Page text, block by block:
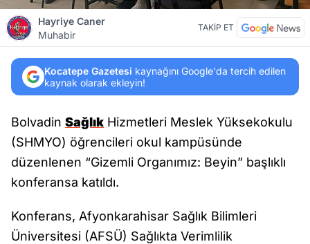
Hayriye Caner
Muhabir
TAKİP ET
Kocatepe Gazetesi kaynağını Google'da tercih edilen
kaynak olarak ekleyin!
Bolvadin Sağlık Hizmetleri Meslek Yüksekokulu
(SHMYO) öğrencileri okul kampüsünde
düzenlenen “Gizemli Organımız: Beyin” başlıklı
konferansa katıldı.
Konferans, Afyonkarahisar Sağlık Bilimleri
Üniversitesi (AFSÜ) Sağlıkta Verimlilik